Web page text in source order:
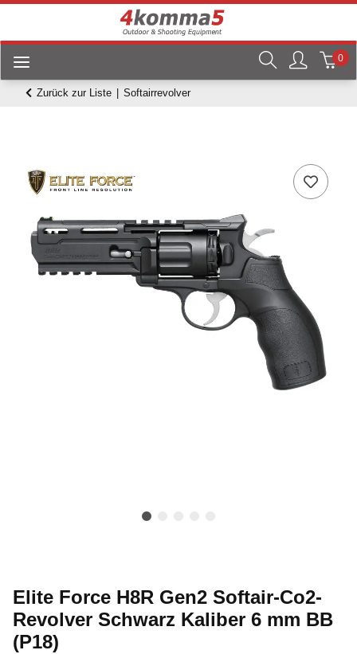
0
Zurück zur Liste Softairrevolver
Elite Force H8R Gen2 Softair-Co2-
Revolver Schwarz Kaliber 6 mm BB
(P18)